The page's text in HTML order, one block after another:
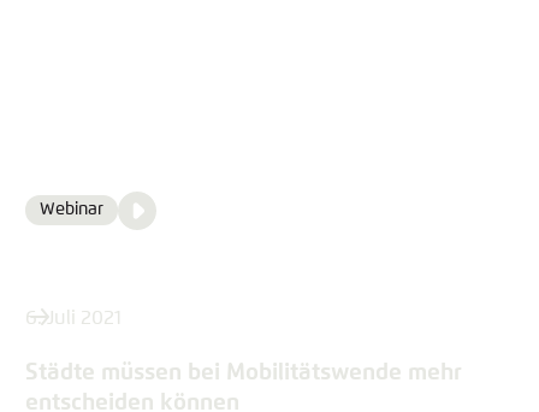
Format
Webinar
Media
Video
6. Juli 2021
Städte müssen bei Mobilitätswende mehr
entscheiden können